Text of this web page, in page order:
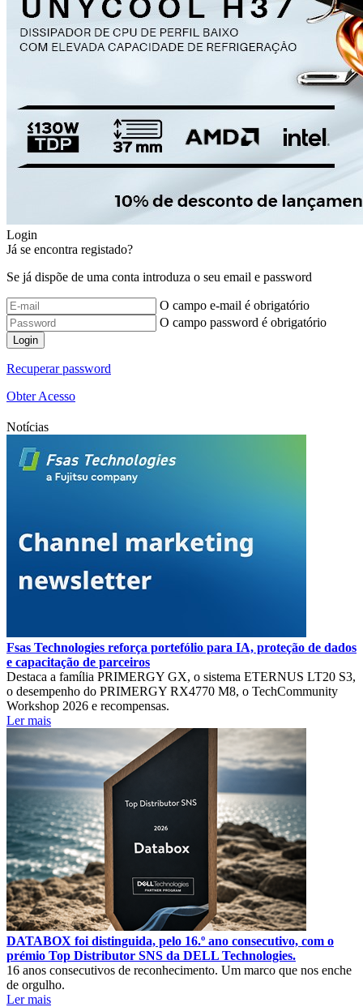
Login
Já se encontra registado?
Se já dispõe de uma conta introduza o seu email e password
O campo e-mail é obrigatório
O campo password é obrigatório
Login
Recuperar password
Obter Acesso
Notícias
Fsas Technologies reforça portefólio para IA, proteção de dados
e capacitação de parceiros
Destaca a família PRIMERGY GX, o sistema ETERNUS LT20 S3,
o desempenho do PRIMERGY RX4770 M8, o TechCommunity
Workshop 2026 e recompensas.
Ler mais
DATABOX foi distinguida, pelo 16.º ano consecutivo, com o
prémio Top Distributor SNS da DELL Technologies.
16 anos consecutivos de reconhecimento. Um marco que nos enche
de orgulho.
Ler mais